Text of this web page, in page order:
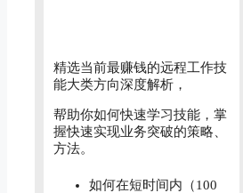
精选当前最赚钱的远程工作技
能大类方向深度解析，
帮助你如何快速学习技能，掌
握快速实现业务突破的策略、
方法。
如何在短时间内（100